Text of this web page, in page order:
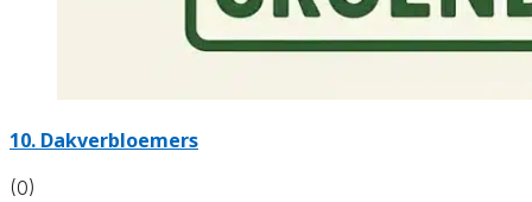
10. Dakverbloemers
(0)